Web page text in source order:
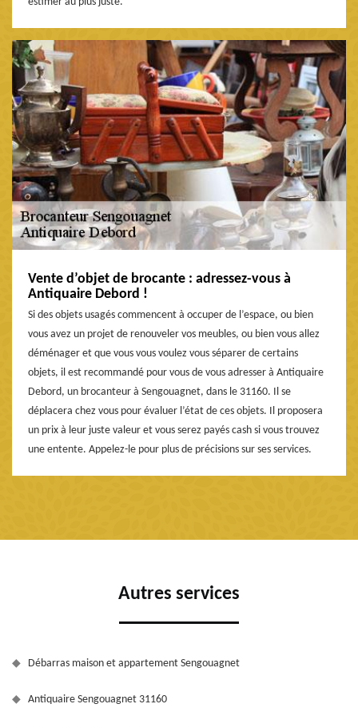
Vente d’objet de brocante : adressez-vous à
Antiquaire Debord !
Si des objets usagés commencent à occuper de l’espace, ou bien
vous avez un projet de renouveler vos meubles, ou bien vous allez
déménager et que vous vous voulez vous séparer de certains
objets, il est recommandé pour vous de vous adresser à Antiquaire
Debord, un brocanteur à Sengouagnet, dans le 31160. Il se
déplacera chez vous pour évaluer l’état de ces objets. Il proposera
un prix à leur juste valeur et vous serez payés cash si vous trouvez
une entente. Appelez-le pour plus de précisions sur ses services.
Autres services
Débarras maison et appartement Sengouagnet
Antiquaire Sengouagnet 31160